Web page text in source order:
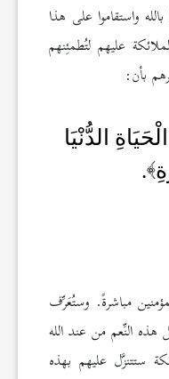
واستقاموا على هذا
عليهم لتُطمئِنهم
بأن:
الدُّنْيَا
.
مباشرةً. وستُعَرِّف
هذه النِّعم من عند الله
ستتنزَّل عليهم بهذه